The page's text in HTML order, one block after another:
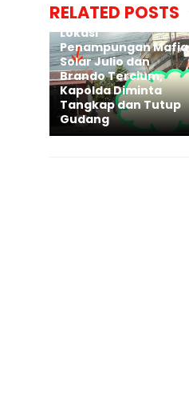
RELATED POSTS
Lokasi
Penampungan Mafia
Solar Julio dan
Brando Tercium,
Kapolda Diminta
Tangkap dan Tutup
Gudang